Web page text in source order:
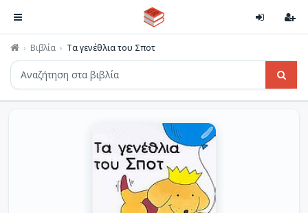
Βιβλία Τα γενέθλια του Σποτ